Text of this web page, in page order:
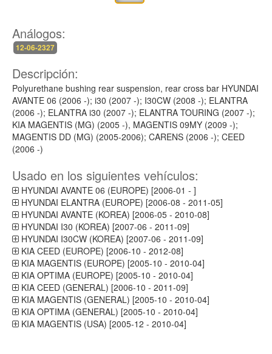
Análogos:
12-06-2327
Descripción:
Polyurethane bushing rear suspension, rear cross bar HYUNDAI
AVANTE 06 (2006 -); i30 (2007 -); I30CW (2008 -); ELANTRA
(2006 -); ELANTRA i30 (2007 -); ELANTRA TOURING (2007 -);
KIA MAGENTIS (MG) (2005 -), MAGENTIS 09MY (2009 -);
MAGENTIS DD (MG) (2005-2006); CARENS (2006 -); CEED
(2006 -)
Usado en los siguientes vehículos:
HYUNDAI AVANTE 06 (EUROPE) [2006-01 - ]
HYUNDAI ELANTRA (EUROPE) [2006-08 - 2011-05]
HYUNDAI AVANTE (KOREA) [2006-05 - 2010-08]
HYUNDAI I30 (KOREA) [2007-06 - 2011-09]
HYUNDAI I30CW (KOREA) [2007-06 - 2011-09]
KIA CEED (EUROPE) [2006-10 - 2012-08]
KIA MAGENTIS (EUROPE) [2005-10 - 2010-04]
KIA OPTIMA (EUROPE) [2005-10 - 2010-04]
KIA CEED (GENERAL) [2006-10 - 2011-09]
KIA MAGENTIS (GENERAL) [2005-10 - 2010-04]
KIA OPTIMA (GENERAL) [2005-10 - 2010-04]
KIA MAGENTIS (USA) [2005-12 - 2010-04]